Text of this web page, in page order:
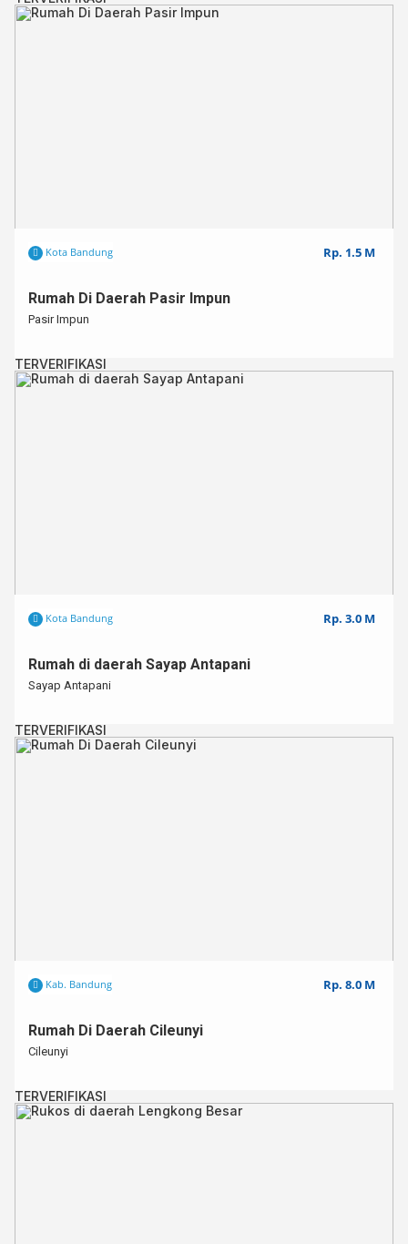
0877-2123-0933
Kota Bandung Rp. 1.5 M
Rumah Di Daerah Pasir Impun
Pasir Impun
TERVERIFIKASI
Kota Bandung Rp. 3.0 M
Rumah di daerah Sayap Antapani
Sayap Antapani
TERVERIFIKASI
Kab. Bandung Rp. 8.0 M
Rumah Di Daerah Cileunyi
Cileunyi
TERVERIFIKASI